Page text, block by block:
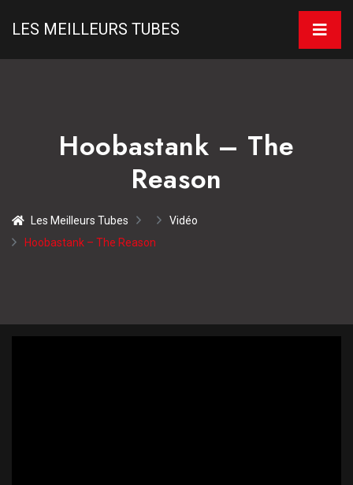
LES MEILLEURS TUBES
Hoobastank – The
Reason
Les Meilleurs Tubes
Vidéo
Hoobastank – The Reason